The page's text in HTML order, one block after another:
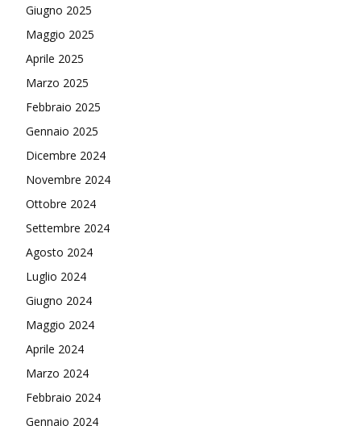
Giugno 2025
Maggio 2025
Aprile 2025
Marzo 2025
Febbraio 2025
Gennaio 2025
Dicembre 2024
Novembre 2024
Ottobre 2024
Settembre 2024
Agosto 2024
Luglio 2024
Giugno 2024
Maggio 2024
Aprile 2024
Marzo 2024
Febbraio 2024
Gennaio 2024